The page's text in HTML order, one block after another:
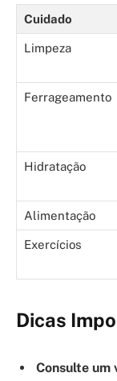
Cuidado
Limpeza
Ferrageamento
Hidratação
Alimentação
Exercícios
Dicas
Consulte um